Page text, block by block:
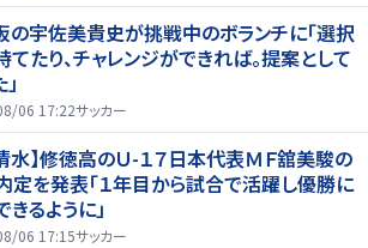
の宇佐美貴史が挑戦中のボランチに「選択
てたり、チャレンジができれば。提案として
06 17:22サッカー
清水】修徳高のＵ-１７日本代表ＭＦ舘美駿の
定を発表「１年目から試合で活躍し優勝に
るように」
06 17:15サッカー